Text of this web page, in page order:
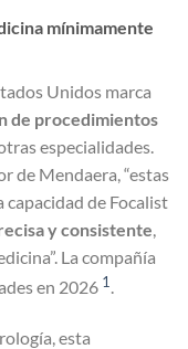
mínimamente
Unidos marca
de procedimientos
especialidades.
de Mendaera, “estas
de Focalist
y consistente
La compañía
en 2026 1 .
esta